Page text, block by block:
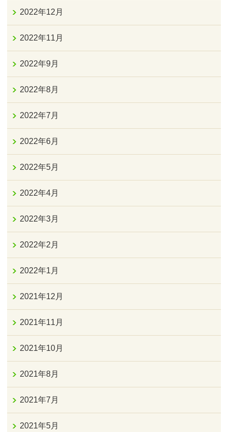
2022年12月
2022年11月
2022年9月
2022年8月
2022年7月
2022年6月
2022年5月
2022年4月
2022年3月
2022年2月
2022年1月
2021年12月
2021年11月
2021年10月
2021年8月
2021年7月
2021年5月